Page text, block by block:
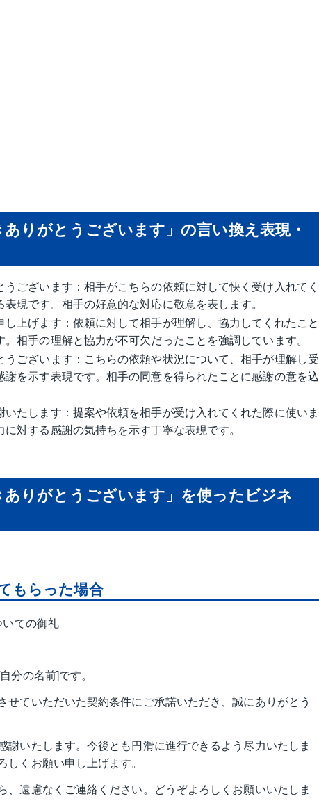
ありがとうございます」の言い換え表現・
うございます：相手がこちらの依頼に対して快く受け入れてく
現です。相手の好意的な対応に敬意を表します。
し上げます：依頼に対して相手が理解し、協力してくれたこと
相手の理解と協力が不可欠だったことを強調しています。
うございます：こちらの依頼や状況について、相手が理解し受
謝を示す表現です。相手の同意を得られたことに感謝の意を込
いたします：提案や依頼を相手が受け入れてくれた際に使いま
対する感謝の気持ちを示す丁寧な表現です。
ありがとうございます」を使ったビジネ
もらった場合
いての御礼
分の名前]です。
せていただいた契約条件にご承諾いただき、誠にありがとう
謝いたします。今後とも円滑に進行できるよう尽力いたしま
しくお願い申し上げます。
、遠慮なくご連絡ください。どうぞよろしくお願いいたしま